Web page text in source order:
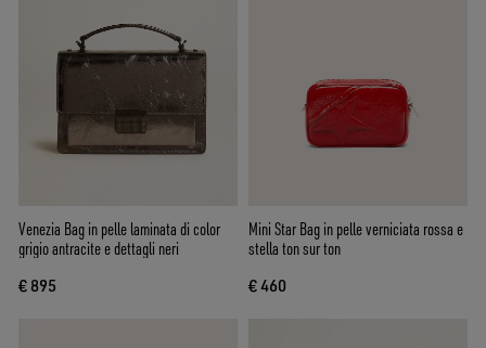
Venezia Bag in pelle laminata di color
grigio antracite e dettagli neri
€ 895
Mini Star Bag in pelle verniciata rossa e
stella ton sur ton
€ 460